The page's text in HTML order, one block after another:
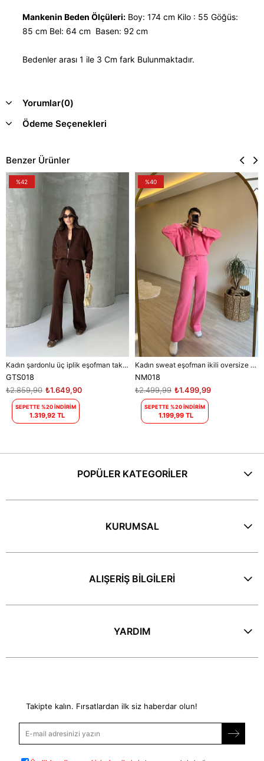
Mankenin Beden Ölçüleri: Boy: 174 cm Kilo : 55 Göğüs:
85 cm Bel: 64 cm Basen: 92 cm
Bedenler arası 1 ile 3 Cm fark Bulunmaktadır.
Yorumlar(0)
Ödeme Seçenekleri
Benzer Ürünler
Kadın şardonlu üç iplik eşofman takımı DPGTS018 - Kahverengi
GTS018
₺1.649,90
₺2.859,90
SEPETTE %20 İNDİRİM
1.319,92 TL
%42
Kadın sweat eşofman ikili oversize takım DPNM018
NM018
₺1.499,99
₺2.499,99
SEPETTE %20 İNDİRİM
1.199,99 TL
%40
POPÜLER KATEGORİLER
KURUMSAL
ALIŞERİŞ BİLGİLERİ
YARDIM
Takipte kalın. Fırsatlardan ilk siz haberdar olun!